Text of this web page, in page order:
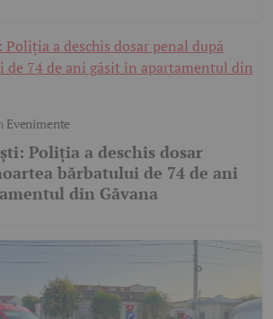
Evenimente
Poliția a deschis dosar
bărbatului de 74 de ani
din Găvana